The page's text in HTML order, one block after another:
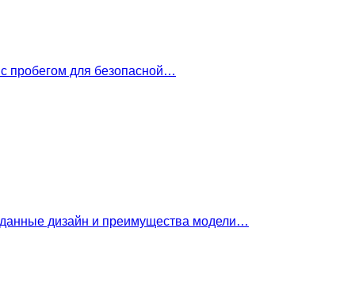
пробегом для безопасной…
данные дизайн и преимущества модели…